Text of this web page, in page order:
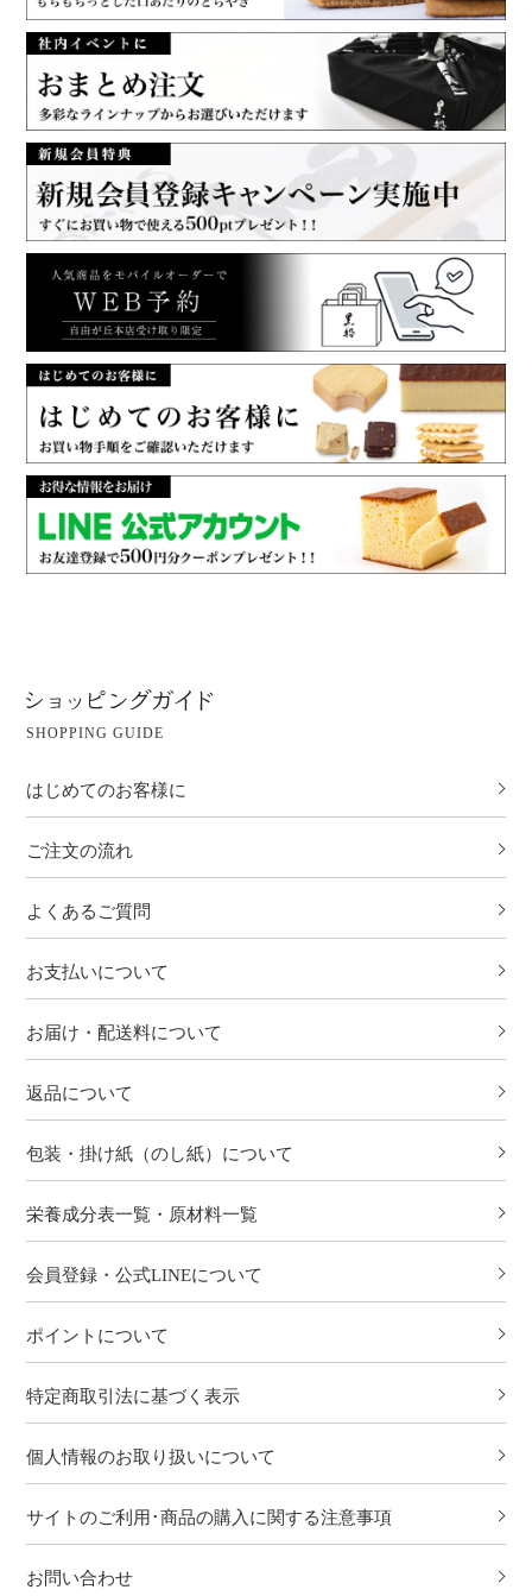
SHOPPING GUIDE
はじめてのお客様に
ご注文の流れ
よくあるご質問
お支払いについて
お届け・配送料について
返品について
包装・掛け紙（のし紙）について
栄養成分表一覧・原材料一覧
会員登録・公式LINEについて
ポイントについて
特定商取引法に基づく表示
個人情報のお取り扱いについて
サイトのご利用･商品の購入に関する注意事項
お問い合わせ